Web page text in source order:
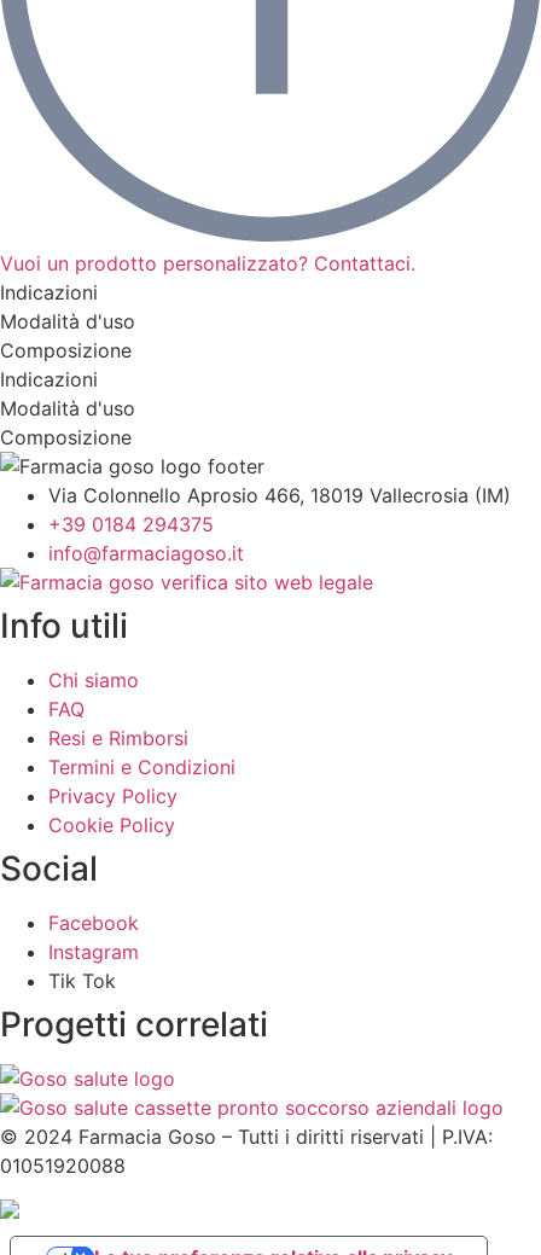
Vuoi un prodotto personalizzato? Contattaci.
Indicazioni
Modalità d'uso
Composizione
Indicazioni
Modalità d'uso
Composizione
Via Colonnello Aprosio 466, 18019 Vallecrosia (IM)
+39 0184 294375
info@farmaciagoso.it
Info utili
Chi siamo
FAQ
Resi e Rimborsi
Termini e Condizioni
Privacy Policy
Cookie Policy
Social
Facebook
Instagram
Tik Tok
Progetti correlati
© 2024 Farmacia Goso – Tutti i diritti riservati | P.IVA:
01051920088